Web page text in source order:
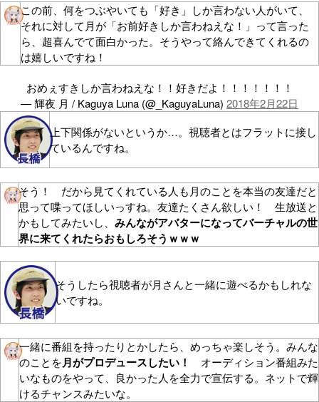
この前、何をつぶやいても「好き」しか言わない人がいて、
それに対して月が「お前好きしか言わねえな！」って言った
ら、超喜んでて面白かった。そうやって絡んできてくれるの
は嬉しいですね！
おめぇすきしか言わねえな！！好きだよ！！！！！！！
— 輝夜 月 / Kaguya Luna (@_KaguyaLuna) 2018年2月22日
上下関係がないというか…。視聴者とはフラットに接し
ているんですね。
そう！ だから見てくれている人も月のことを本当の友達だと
思って喋ってほしいっすね。友達たくさん欲しい！ 生放送と
かもしてみたいし、 みんながアバターになってバーチャルの世
界に来てくれたらおもしろそうｗｗｗ
そうしたら視聴者が月さんと一緒に遊べるかもしれな
いですね。
一緒に番組を持ったりとかしたら、めっちゃ楽しそう。みんな
のことを月がプロデュースしたい！
オーディション番組みた
いなものをやって、良かった人を全力で宣伝する。ネットで輝
けるチャンスみたいな。